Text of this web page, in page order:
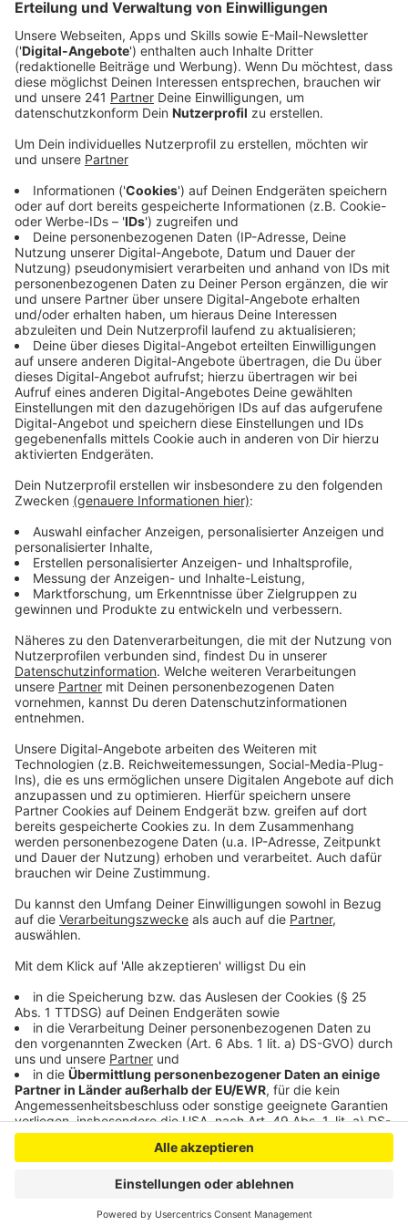
Anzeige
Die Noch-Besitzerin des Gebäudes sagte gegenüber
Radio Leverkusen, der Pächter habe mehrfach die
Option gehabt, den Vertrag um bis zu fünf Jahre zu
verlängern. Auch der neue Besitzer habe das Angebot
gemacht, dass der Betreiber ein weiteres Jahr bleiben
darf. Diese Optionen habe er aber verstreichen lassen.
Jetzt gehe der Pächter aus freien Stücken, betont die
Besitzerin.
Anzeige
Der Sohn des Noch-Betreibers behauptet dagegen,
das Haus sei hinter dem Rücken der Familie verkauft
worden. Seiner Familie sei das Gebäude zwar noch zum
Kauf angeboten worden, das Interesse sei auch da
gewesen. Aber schon kurz danach sei es ohne weitere
Info verkauft worden.
Hinweis: In der ursprünglichen Meldung hatten wir
lediglich die Sicht des Sohns des Betreibers
journalistischen Sorgfaltspflicht bitten wir um
Entschuldigung.
Anzeige
Weitere Meldungen aus Leverkusen
Anzeige
Obdachlose in Leverkusen: So helft ihr ihnen bei der
Hitze
Amtliche Hitzewarnung für Leverkusen
Bahnhof Leverkusen-Opladen: Aufzüge werden
erneuert
Anzeige
Anzeige